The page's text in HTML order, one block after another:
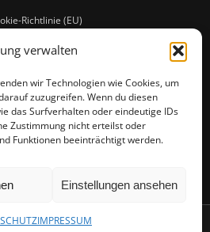
verwalten
wir Technologien wie Cookies, um
zuzugreifen. Wenn du diesen
das Surfverhalten oder eindeutige IDs
Zustimmung nicht erteilst oder
Funktionen beeinträchtigt werden.
Einstellungen ansehen
IMPRESSUM
Richtlinie (EU)